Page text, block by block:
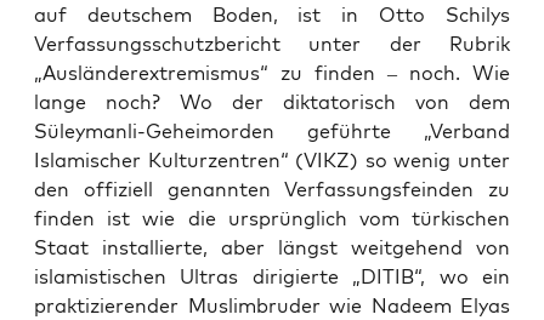
auf deutschem Boden, ist in Otto Schilys
Verfassungsschutzbericht unter der Rubrik
„Ausländerextremismus“ zu finden – noch. Wie
lange noch? Wo der diktatorisch von dem
Süleymanli-Geheimorden geführte „Verband
Islamischer Kulturzentren“ (VIKZ) so wenig unter
den offiziell genannten Verfassungsfeinden zu
finden ist wie die ursprünglich vom türkischen
Staat installierte, aber längst weitgehend von
islamistischen Ultras dirigierte „DITIB“, wo ein
praktizierender Muslimbruder wie Nadeem Elyas